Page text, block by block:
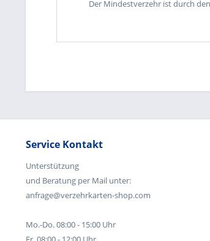
Der Mindestverzehr ist durch
Service Kontakt
Unterstützung
und Beratung per Mail unter:
anfrage@verzehrkarten-shop.com
Mo.-Do. 08:00 - 15:00 Uhr